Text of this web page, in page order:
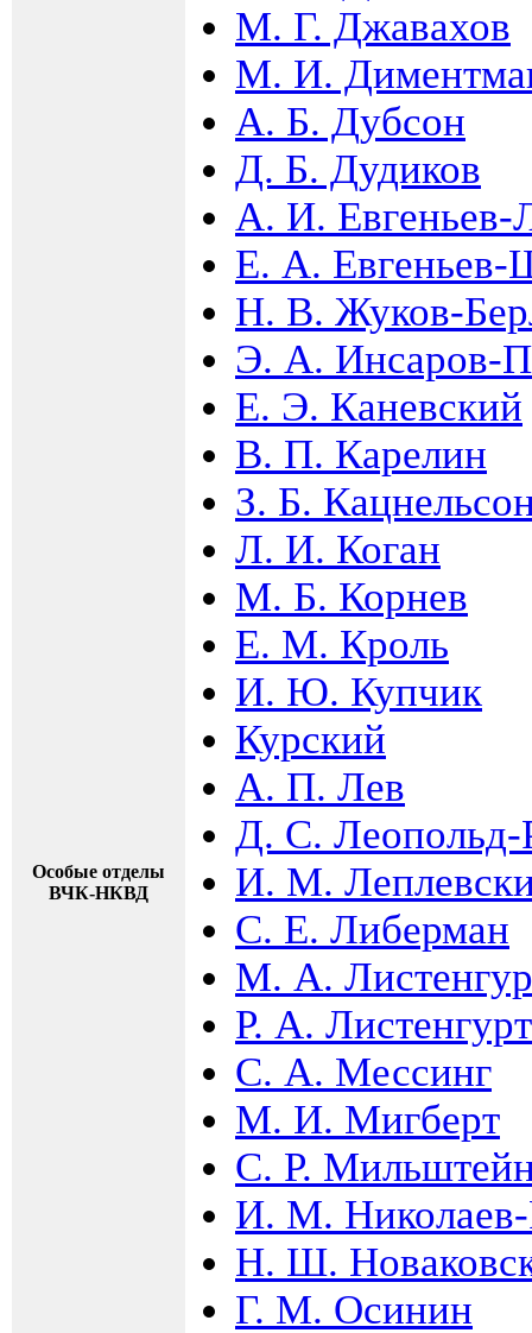
Особые отделы
ВЧК-НКВД
М. Г. Джавахов
М. И.
А. Б. Дубсон
Д. Б. Дудиков
А. И. Евгеньев-
Е. А. Евгеньев-
Н. В. Жуков-
Э. А. Инсаров-
Е. Э. Каневский
В. П. Карелин
З. Б.
Л. И. Коган
М. Б. Корнев
Е. М. Кроль
И. Ю. Купчик
Курский
А. П. Лев
Д. С. Леопольд-
И. М.
С. Е. Либерман
М. А.
Р. А. Листенгурт
С. А. Мессинг
М. И. Мигберт
С. Р.
И. М. Николаев-
Н. Ш.
Г. М. Осинин